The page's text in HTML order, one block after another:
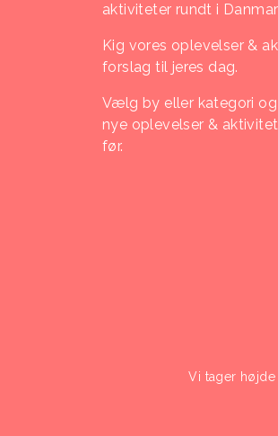
aktiviteter rundt i
Kig vores oplevelser &
forslag til jeres dag.
Vælg by eller kategori
nye oplevelser &
før.
Vi tager